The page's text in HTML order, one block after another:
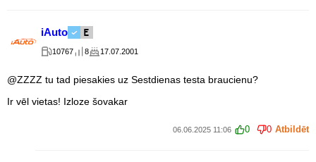
iAuto
10767 8 17.07.2001
@ZZZZ tu tad piesakies uz Sestdienas testa braucienu?
Ir vēl vietas! Izloze šovakar
06.06.2025 11:06 0 0 Atbildēt